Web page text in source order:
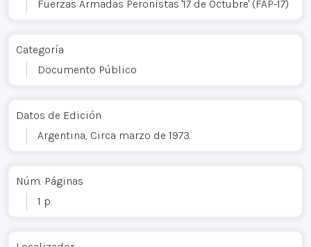
Fuerzas Armadas Peronistas '17 de Octubre' (FAP-17)
Categoría
Documento Público
Datos de Edición
Argentina, Circa marzo de 1973.
Núm. Páginas
1 p.